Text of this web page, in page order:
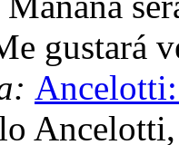
gustará